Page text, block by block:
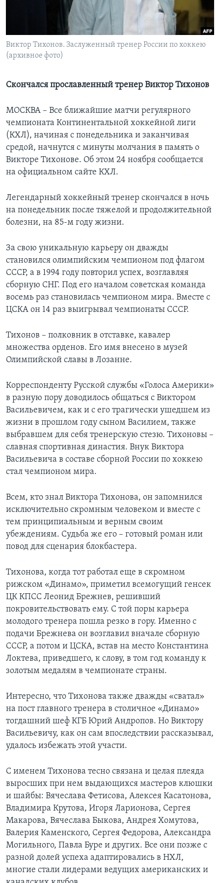
СОЦИАЛЬНЫЕ СЕТИ
Языки
Виктор Тихонов. Заслуженный тренер России по хоккею
(архивное фото)
Cкончался прославленный тренер Виктор Тихонов
МОСКВА – Все ближайшие матчи регулярного
чемпионата Континентальной хоккейной лиги
(КХЛ), начиная с понедельника и заканчивая
средой, начнутся с минуты молчания в память о
Викторе Тихонове. Об этом 24 ноября сообщается
на официальном сайте КХЛ.
Легендарный хоккейный тренер скончался в ночь
на понедельник после тяжелой и продолжительной
болезни, на 85-м году жизни.
За свою уникальную карьеру он дважды
становился олимпийским чемпионом под флагом
СССР, а в 1994 году повторил успех, возглавляя
сборную СНГ. Под его началом советская команда
восемь раз становилась чемпионом мира. Вместе с
ЦСКА он 14 раз выигрывал чемпионаты СССР.
Тихонов – полковник в отставке, кавалер
множества орденов. Его имя внесено в музей
Олимпийской славы в Лозанне.
Корреспонденту Русской службы «Голоса Америки»
в разную пору доводилось общаться с Виктором
Васильевичем, как и с его трагически ушедшем из
жизни в прошлом году сыном Василием, также
выбравшем для себя тренерскую стезю. Тихоновы –
славная спортивная династия. Внук Виктора
Васильевича в составе сборной России по хоккею
стал чемпионом мира.
Всем, кто знал Виктора Тихонова, он запомнился
исключительно скромным человеком и вместе с
тем принципиальным и верным своим
убеждениям. Судьба же его – готовый роман или
повод для сценария блокбастера.
Тихонова, когда тот работал еще в скромном
рижском «Динамо», приметил всемогущий генсек
ЦК КПСС Леонид Брежнев, решивший
покровительствовать ему. С той поры карьера
молодого тренера пошла резко в гору. Именно с
подачи Брежнева он возглавил вначале сборную
СССР, а потом и ЦСКА, встав на место Константина
Локтева, приведшего, к слову, в том год команду к
золотым медалям в чемпионате страны.
Интересно, что Тихонова также дважды «сватал»
на пост главного тренера в столичное «Динамо»
тогдашний шеф КГБ Юрий Андропов. Но Виктору
Васильевичу, как он сам впоследствии рассказывал,
удалось избежать этой участи.
С именем Тихонова тесно связана и целая плеяда
выросших при нем выдающихся мастеров клюшки
и шайбы: Вячеслава Фетисова, Алексея Касатонова,
Владимира Крутова, Игоря Ларионова, Сергея
Макарова, Вячеслава Быкова, Андрея Хомутова,
Валерия Каменского, Сергея Федорова, Александра
Могильного, Павла Буре и других. Все они позже с
разной долей успеха адаптировались в НХЛ,
многие стали лидерами ведущих американских и